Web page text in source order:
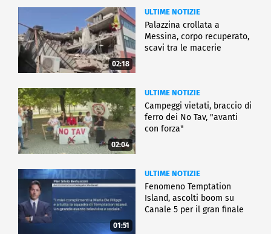
02:18
ULTIME NOTIZIE
Palazzina crollata a
Messina, corpo recuperato,
scavi tra le macerie
02:04
ULTIME NOTIZIE
Campeggi vietati, braccio di
ferro dei No Tav, "avanti
con forza"
01:51
ULTIME NOTIZIE
Fenomeno Temptation
Island, ascolti boom su
Canale 5 per il gran finale